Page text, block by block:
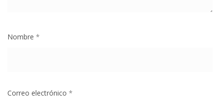
Nombre *
Correo electrónico *